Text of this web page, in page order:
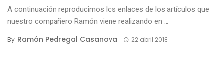
A continuación reproducimos los enlaces de los artículos que
nuestro compañero Ramón viene realizando en ...
By Ramón Pedregal Casanova 22 abril 2018